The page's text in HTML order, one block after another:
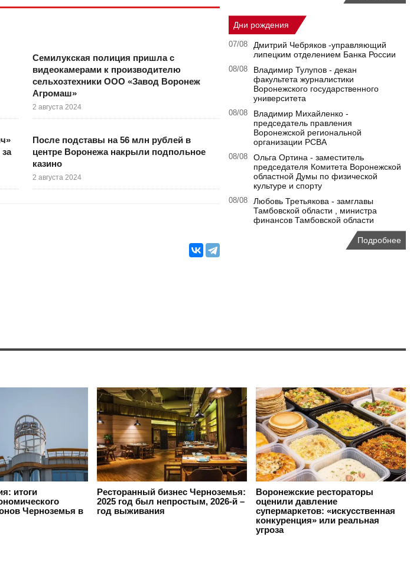
Семилукская полиция пришла с
видеокамерами к производителю
сельхозтехники ООО «Завод Воронеж
Агромаш»
2 августа 2024
После подставы на 56 млн рублей в
центре Воронежа накрыли подпольное
казино
2 августа 2024
Дни рождения
07/08
Дмитрий Чебряков -управляющий
липецким отделением Банка России
08/08
Владимир Тулупов - декан
факультета журналистики
Воронежского государственного
университета
08/08
Владимир Михайленко -
председатель правления
Воронежской региональной
организации РСВА
08/08
Ольга Ортина - заместитель
председателя Комитета Воронежской
областной Думы по физической
культуре и спорту
08/08
Любовь Третьякова - замглавы
Тамбовской области , министра
финансов Тамбовской области
Подробнее
итоги
Черноземья в
Ресторанный бизнес Черноземья:
2025 год был непростым, 2026-й –
год выживания
Воронежские рестораторы
оценили давление
супермаркетов: «искусственная
конкуренция» или реальная
угроза